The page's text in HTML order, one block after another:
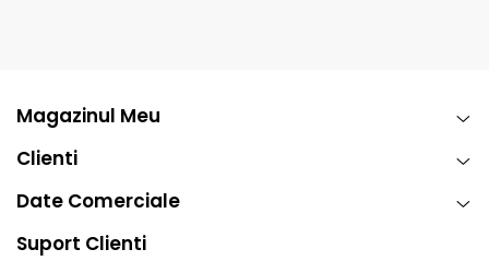
Magazinul Meu
Clienti
Date Comerciale
Suport Clienti